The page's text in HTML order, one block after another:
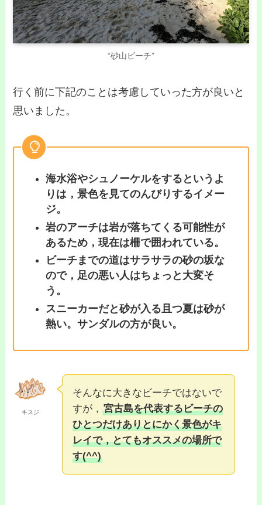
“砂山ビーチ”
行く前に下記のことは考慮していった方が良いと
思いました。
海水浴やシュノーケルをするというよ
りは，景色を見てのんびりするイメー
ジ。
岩のアーチは岩が落ちてくる可能性が
あるため，現在は柵で囲われている。
ビーチまでの道はサラサラの砂の坂な
ので，足の悪い人はちょっと大変そ
う。
スニーカーだと砂が入る且つ夏は砂が
熱い。サンダルの方が良い。
キスジ
そんなに大きなビーチではないで
すが，宮古島を代表するビーチの
ひとつだけありとにかく景色がキ
レイで，とてもオススメの場所で
す(^^)